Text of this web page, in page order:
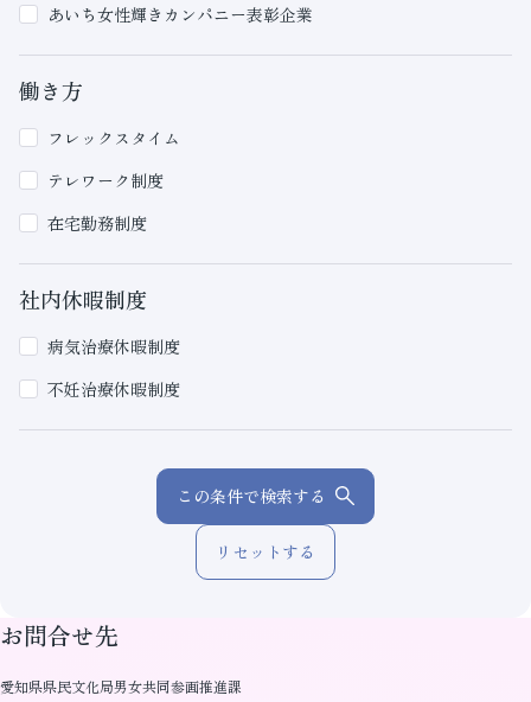
あいち女性輝きカンパニー表彰企業
働き方
フレックスタイム
テレワーク制度
在宅勤務制度
社内休暇制度
病気治療休暇制度
不妊治療休暇制度
この条件で検索する
リセットする
お問合せ先
愛知県県民文化局男女共同参画推進課